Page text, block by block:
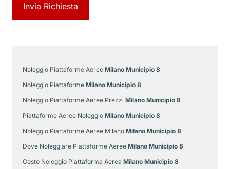
Noleggio Piattaforme Aeree Milano Municipio 8
Noleggio Piattaforme Milano Municipio 8
Noleggio Piattaforme Aeree Prezzi Milano Municipio 8
Piattaforme Aeree Noleggio Milano Municipio 8
Noleggio Piattaforme Aeree Milano Milano Municipio 8
Dove Noleggiare Piattaforme Aeree Milano Municipio 8
Costo Noleggio Piattaforma Aerea Milano Municipio 8